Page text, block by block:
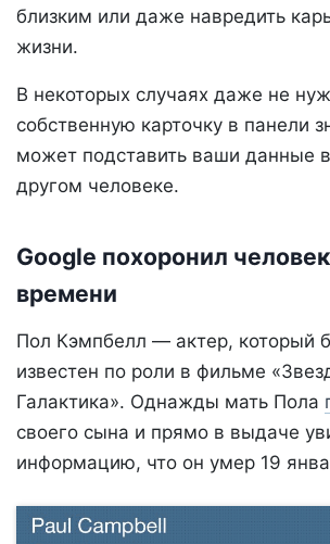
близким или даже навредить
жизни.
В некоторых случаях даже не
собственную карточку в панели
может подставить ваши данные
другом человеке.
Google похоронил
времени
Пол Кэмпбелл — актер, который
известен по роли в фильме
Галактика». Однажды мать Пола
своего сына и прямо в выдаче
информацию, что он умер 19